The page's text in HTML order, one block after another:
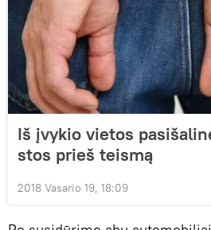
Iš įvykio vietos
stos prieš teismą
2018 Vasario 19, 18:09